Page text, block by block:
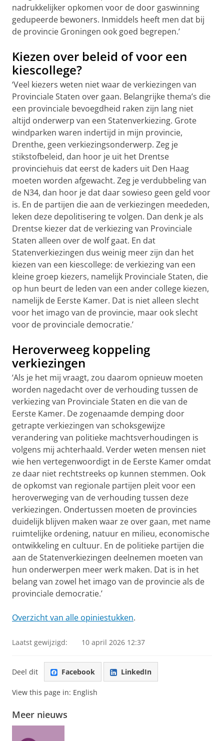
nadrukkelijker opkomen voor de door gaswinning
gedupeerde bewoners. Inmiddels heeft men dat bij
de provincie Groningen ook goed begrepen.’
Kiezen over beleid of voor een
kiescollege?
‘Veel kiezers weten niet waar de verkiezingen van
Provinciale Staten over gaan. Belangrijke thema’s die
een provinciale bevoegdheid raken zijn lang niet
altijd onderwerp van een Statenverkiezing. Grote
windparken waren indertijd in mijn provincie,
Drenthe, geen verkiezingsonderwerp. Zeg je
stikstofbeleid, dan hoor je uit het Drentse
provinciehuis dat eerst de kaders uit Den Haag
moeten worden afgewacht. Zeg je verdubbeling van
de N34, dan hoor je dat daar sowieso geen geld voor
is. En de partijen die aan de verkiezingen meededen,
leken deze depolitisering te volgen. Dan denk je als
Drentse kiezer dat de verkiezing van Provinciale
Staten alleen over de wolf gaat. En dat
Statenverkiezingen dus weinig meer zijn dan het
kiezen van een kiescollege: de verkiezing van een
kleine groep kiezers, namelijk Provinciale Staten, die
op hun beurt de leden van een ander college kiezen,
namelijk de Eerste Kamer. Dat is niet alleen slecht
voor het imago van de provincie, maar ook slecht
voor de provinciale democratie.’
Heroverweeg koppeling
verkiezingen
‘Als je het mij vraagt, zou daarom opnieuw moeten
worden nagedacht over de verhouding tussen de
verkiezing van Provinciale Staten en die van de
Eerste Kamer. De zogenaamde demping door
getrapte verkiezingen van schoksgewijze
verandering van politieke machtsverhoudingen is
volgens mij achterhaald. Verder weten mensen niet
wie hen vertegenwoordigt in de Eerste Kamer omdat
ze daar niet rechtstreeks op kunnen stemmen. Ook
de opkomst van regionale partijen pleit voor een
heroverweging van de verhouding tussen deze
verkiezingen. Ondertussen moeten de provincies
duidelijk blijven maken waar ze over gaan, met name
ruimtelijke ordening, natuur en milieu, economische
ontwikkeling en cultuur. En de politieke partijen die
aan de Statenverkiezingen deelnemen moeten van
hun onderwerpen meer werk maken. Dat is in het
belang van zowel het imago van de provincie als de
provinciale democratie.’
Overzicht van alle opiniestukken.
Laatst gewijzigd: 10 april 2026 12:37
Deel dit Facebook LinkedIn
View this page in: English
Meer nieuws